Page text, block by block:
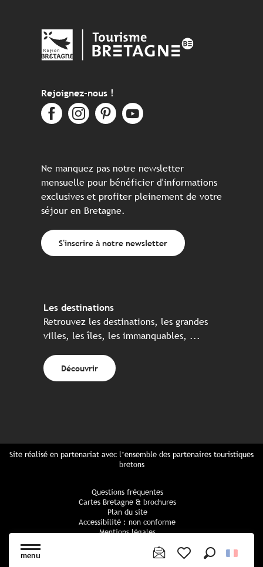
menu
Rejoignez-nous !
Ne manquez pas notre newsletter
mensuelle pour bénéficier d'informations
exclusives et profiter pleinement de votre
séjour en Bretagne.
S'inscrire à notre newsletter
Les destinations
Retrouvez les destinations, les grandes
villes, les îles, les immanquables, ...
Découvrir
Site réalisé en partenariat avec l’ensemble des partenaires touristiques
bretons
Questions fréquentes
Cartes Bretagne & brochures
Plan du site
Accessibilité : non conforme
Mentions légales
Politique cookies